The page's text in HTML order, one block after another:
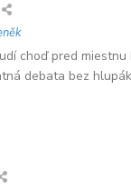
choď pred miestnu
debata bez